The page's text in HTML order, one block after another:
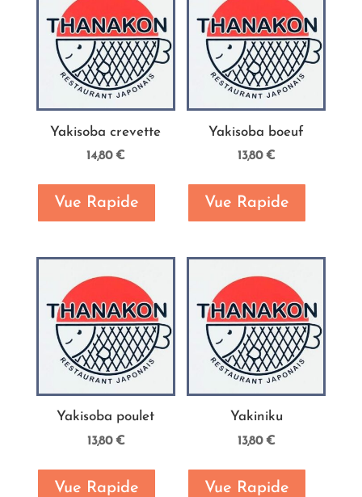
Yakisoba crevette
14,80€
Vue Rapide
Yakisoba boeuf
13,80€
Vue Rapide
Yakisoba poulet
13,80€
Vue Rapide
Yakiniku
13,80€
Vue Rapide